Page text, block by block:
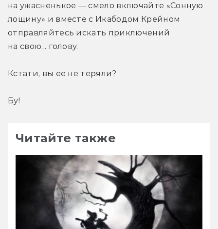
на ужасненькое — смело включайте «Сонную
лощину» и вместе с Икабодом Крейном
отправляйтесь искать приключений
на свою... голову.
Кстати, вы ее не теряли?
Бу!
Читайте также